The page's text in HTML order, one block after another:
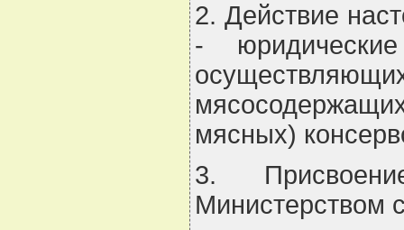
2. Действие
-
мясных)
3.
Министерством